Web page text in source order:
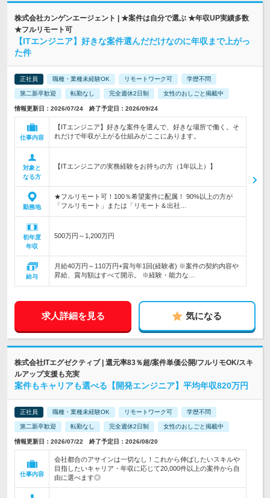
株式会社カンゲンエージェント | ★案件は自分で選ぶ ★年収UP実績多数
★フルリモート可
【ITエンジニア】好きな案件選んだだけなのに年収まで上がっ
た件
正社員 職種・業種未経験OK リモートワーク可 学歴不問
第二新卒歓迎 転勤なし 完全週休2日制 女性のおしごと掲載中
情報更新日：2026/07/24 終了予定日：2026/09/24
仕事内容
【ITエンジニア】好きな案件を選んで、好きな場所で働く。そ
れだけで年収が上がる仕組みがここにあります。
対象と
なる方
【ITエンジニアの実務経験をお持ちの方（1年以上）】
勤務地
★フルリモート可！100％希望案件に配属！ 90%以上の方が
「フルリモート」または「リモート＆出社…
初年度
年収
500万円～1,200万円
給与
月給40万円～110万円+賞与年1回(経験者) ※案件の契約内容や
昇給、賞与額はすべて開示。 ※経験・能力な…
求人詳細を見る 気になる
株式会社ITエグゼクティブ | 還元率83％超/案件単価公開/フルリモOK/スキ
ルアップ支援も充実
案件もキャリアも選べる【開発エンジニア】平均年収820万円
正社員 職種・業種未経験OK リモートワーク可 学歴不問
第二新卒歓迎 転勤なし 完全週休2日制 女性のおしごと掲載中
情報更新日：2026/07/22 終了予定日：2026/08/20
仕事内容
会社都合のアサインは一切なし！これから伸ばしたいスキルや
目指したいキャリア・年収に応じて20,000件以上の案件から自
由に選べます◎